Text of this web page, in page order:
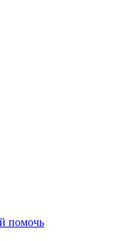
помочь